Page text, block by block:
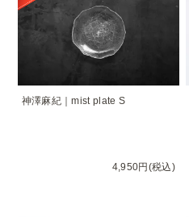
神澤麻紀｜mist plate S
4,950円(税込)